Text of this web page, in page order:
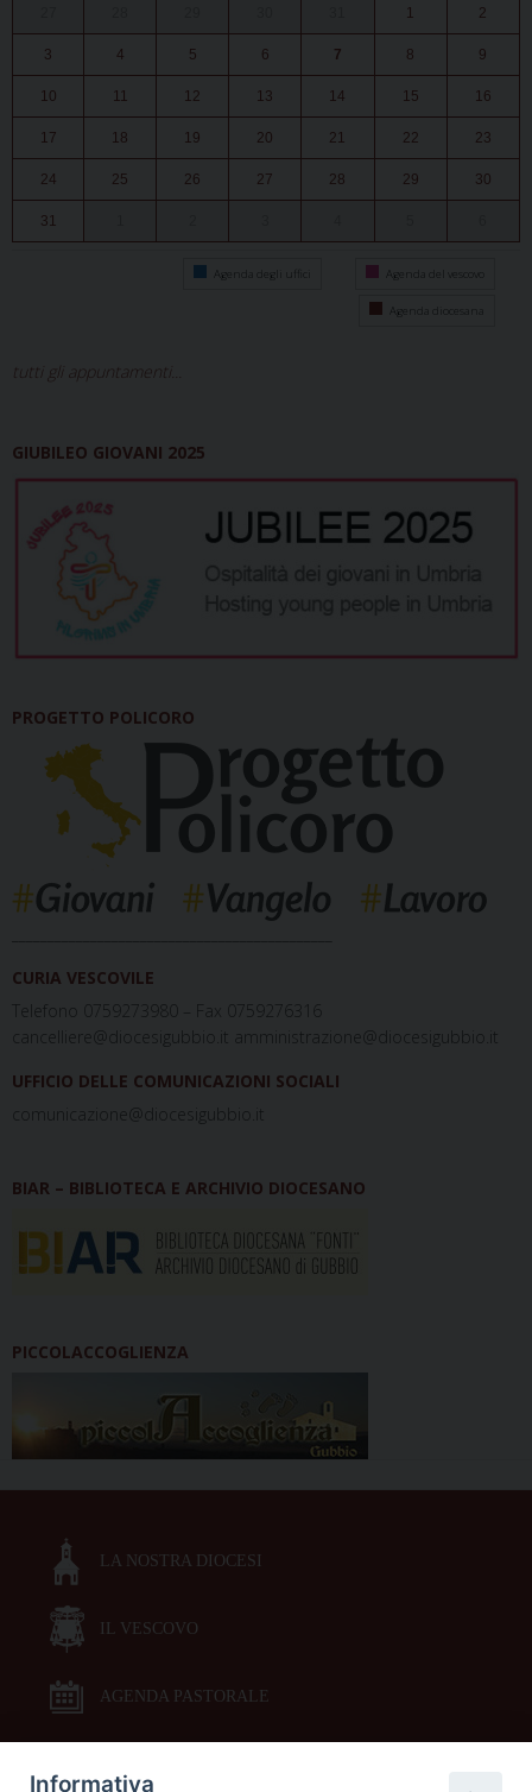
1 2
3 4 5 6 7 8 9
10 11 12 13 14 15 16
17 18 19 20 21 22 23
24 25 26 27 28 29 30
31
Agenda degli uffici Agenda del vescovo
Agenda diocesana
tutti gli appuntamenti...
GIUBILEO GIOVANI 2025
PROGETTO POLICORO
CURIA VESCOVILE
Telefono 0759273980 – Fax 0759276316
cancelliere@diocesigubbio.it amministrazione@diocesigubbio.it
UFFICIO DELLE COMUNICAZIONI SOCIALI
comunicazione@diocesigubbio.it
BIAR – BIBLIOTECA E ARCHIVIO DIOCESANO
PICCOLACCOGLIENZA
LA NOSTRA DIOCESI
IL VESCOVO
AGENDA PASTORALE
Informativa